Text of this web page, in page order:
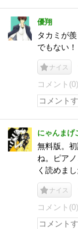
優翔
タカミが
でもない！
ナイス
コメント(0)
にゃんまげ
無料版。
ね。ピア
く読めま
ナイス
コメント(0)